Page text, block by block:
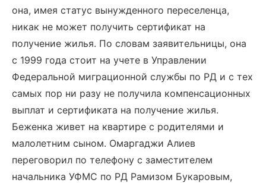
она, имея статус вынужденного переселенца,
никак не может получить сертификат на
получение жилья. По словам заявительницы, она
с 1999 года стоит на учете в Управлении
Федеральной миграционной службы по РД и с тех
самых пор ни разу не получила компенсационных
выплат и сертификата на получение жилья.
Беженка живет на квартире с родителями и
малолетним сыном. Омаргаджи Алиев
переговорил по телефону с заместителем
начальника УФМС по РД Рамизом Букаровым,